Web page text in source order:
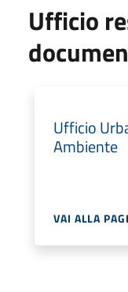
Ufficio
Ufficio
Ambiente
VAI ALLA